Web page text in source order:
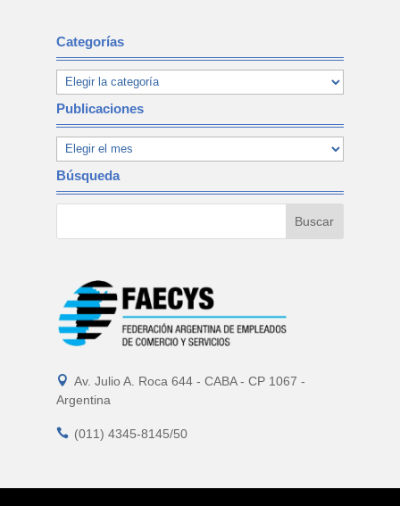
Categorías
Publicaciones
Búsqueda
 Av. Julio A. Roca 644 - CABA - CP 1067 -
Argentina
 (011) 4345-8145/50